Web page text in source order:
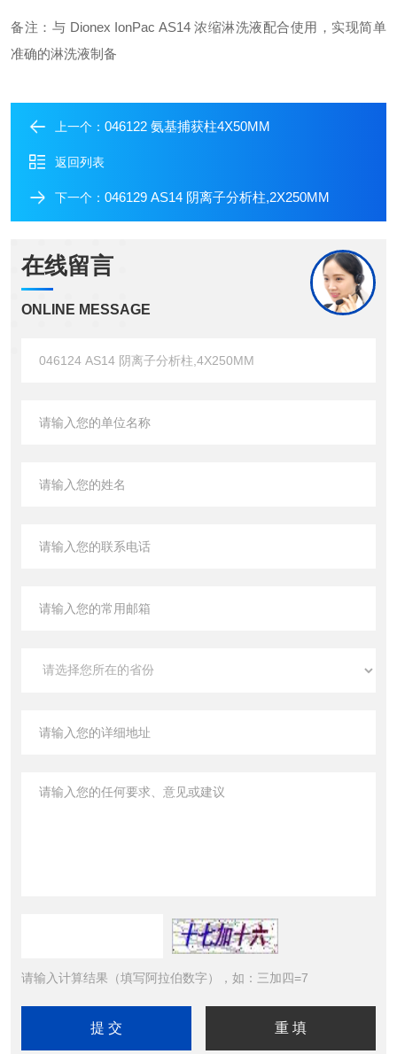
备注：与 Dionex IonPac AS14 浓缩淋洗液配合使用，实现简单
准确的淋洗液制备
上一个： 046122 氨基捕获柱4X50MM
返回列表
下一个： 046129 AS14 阴离子分析柱,2X250MM
在线留言
ONLINE MESSAGE
请输入计算结果（填写阿拉伯数字），如：三加四=7